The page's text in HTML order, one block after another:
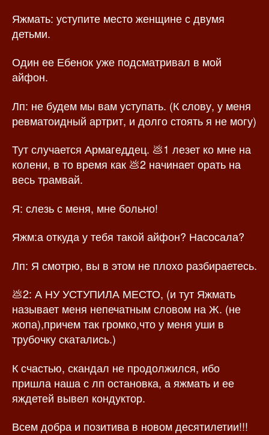
Яжмать: уступите место женщине с двумя
детьми.
Один ее Ебенок уже подсматривал в мой
айфон.
Лп: не будем мы вам уступать. (К слову, у меня
ревматоидный артрит, и долго стоять я не могу)
Тут случается Армагеддец. 💩1 лезет ко мне на
колени, в то время как 💩2 начинает орать на
весь трамвай.
Я: слезь с меня, мне больно!
Яжм:а откуда у тебя такой айфон? Насосала?
Лп: Я смотрю, вы в этом не плохо разбираетесь.
💩2: А НУ УСТУПИЛА МЕСТО, (и тут Яжмать
называет меня непечатным словом на Ж. (не
жопа),причем так громко,что у меня уши в
трубочку скатались.)
К счастью, скандал не продолжился, ибо
пришла наша с лп остановка, а яжмать и ее
яждетей вывел кондуктор.
Всем добра и позитива в новом десятилетии!!!